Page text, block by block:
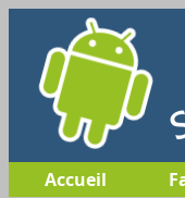
Accueil